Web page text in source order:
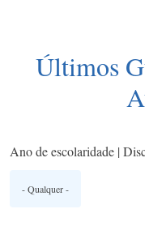
Últimos
Ano de escolaridade |